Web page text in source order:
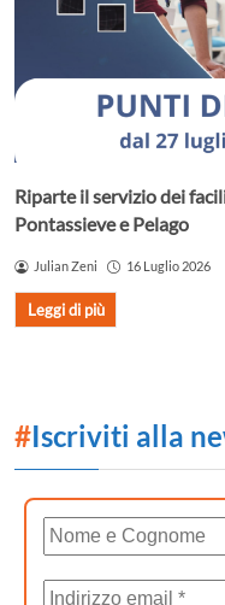
Riparte il servizio dei
Pontassieve e Pelago
Julian Zeni 16 Luglio 2026
Leggi di più
#Iscriviti alla